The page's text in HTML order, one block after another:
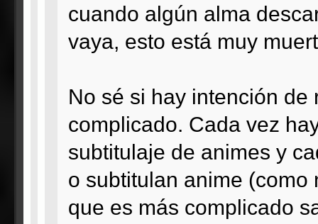
cuando algún alma
vaya, esto está muy
No sé si hay intención
complicado. Cada vez
subtitulaje de animes y
o subtitulan anime (como
que es más complicado